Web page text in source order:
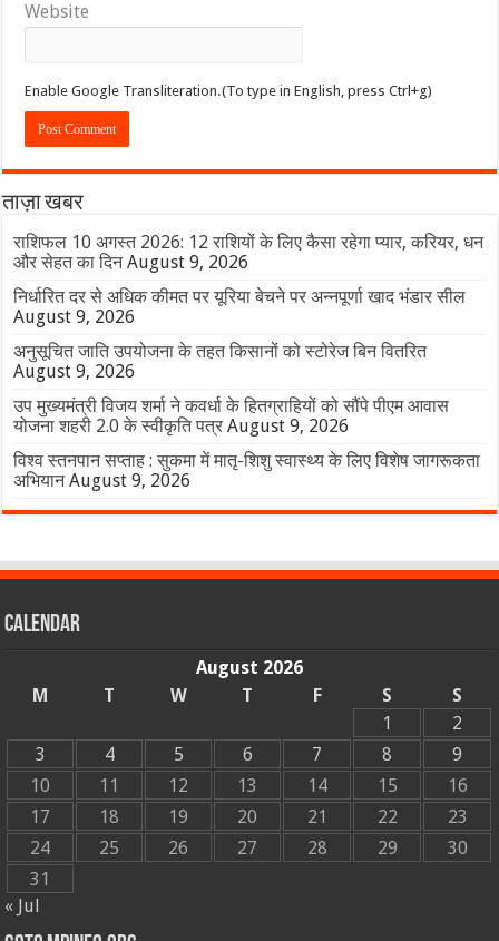
Website
Enable Google Transliteration.(To type in English, press Ctrl+g)
ताज़ा खबर
राशिफल 10 अगस्त 2026: 12 राशियों के लिए कैसा रहेगा प्यार, करियर, धन
और सेहत का दिन August 9, 2026
निर्धारित दर से अधिक कीमत पर यूरिया बेचने पर अन्नपूर्णा खाद भंडार सील
August 9, 2026
अनुसूचित जाति उपयोजना के तहत किसानों को स्टोरेज बिन वितरित
August 9, 2026
उप मुख्यमंत्री विजय शर्मा ने कवर्धा के हितग्राहियों को सौंपे पीएम आवास
योजना शहरी 2.0 के स्वीकृति पत्र August 9, 2026
विश्व स्तनपान सप्ताह : सुकमा में मातृ-शिशु स्वास्थ्य के लिए विशेष जागरूकता
अभियान August 9, 2026
Calendar
August 2026
M
T W T F S
S
1
2
3
4 5 6 7 8
9
10
11 12 13 14 15
16
17
18 19 20 21 22
23
24
25 26 27 28 29
30
31
« Jul